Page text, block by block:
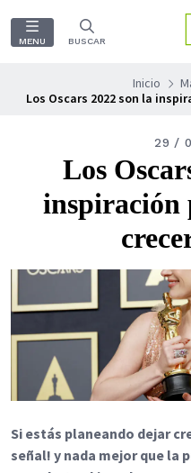
MENU BUSCAR
Inicio
Los Oscars 2022 son la
29 /
Los
inspiración
Si estás planeando dejar
señal! y nada mejor que la